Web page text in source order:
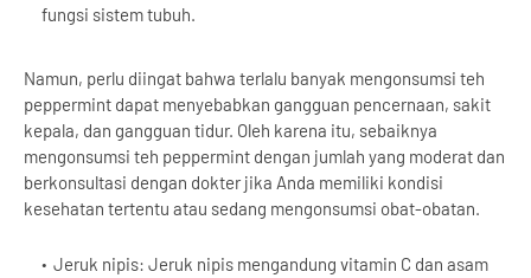
fungsi sistem tubuh.
Namun, perlu diingat bahwa terlalu banyak mengonsumsi teh
peppermint dapat menyebabkan gangguan pencernaan, sakit
kepala, dan gangguan tidur. Oleh karena itu, sebaiknya
mengonsumsi teh peppermint dengan jumlah yang moderat dan
berkonsultasi dengan dokter jika Anda memiliki kondisi
kesehatan tertentu atau sedang mengonsumsi obat-obatan.
Jeruk nipis: Jeruk nipis mengandung vitamin C dan asam